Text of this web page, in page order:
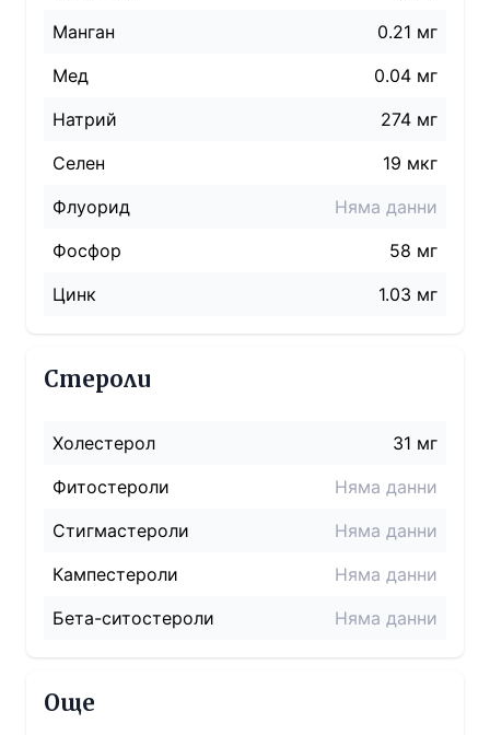
Манган
0.21 мг
Мед
0.04 мг
Натрий
274 мг
Селен
19 мкг
Флуорид
Няма данни
Фосфор
58 мг
Цинк
1.03 мг
Стероли
Холестерол 31 мг
Фитостероли
Няма данни
Стигмастероли
Няма данни
Кампестероли
Няма данни
Бета-ситостероли
Няма данни
Още